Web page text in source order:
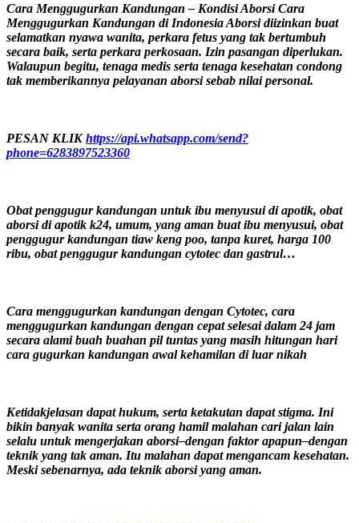
Cara Menggugurkan Kandungan – Kondisi Aborsi Cara
Menggugurkan Kandungan di Indonesia Aborsi diizinkan buat
selamatkan nyawa wanita, perkara fetus yang tak bertumbuh
secara baik, serta perkara perkosaan. Izin pasangan diperlukan.
Walaupun begitu, tenaga medis serta tenaga kesehatan condong
tak memberikannya pelayanan aborsi sebab nilai personal.
PESAN KLIKhttps://api.whatsapp.com/send?
phone=6283897523360
Obat penggugur kandungan untuk ibu menyusui di apotik, obat
aborsi di apotik k24, umum, yang aman buat ibu menyusui, obat
penggugur kandungan tiaw keng poo, tanpa kuret, harga 100
ribu, obat penggugur kandungan cytotec dan gastrul…
Cara menggugurkan kandungan dengan Cytotec, cara
menggugurkan kandungan dengan cepat selesai dalam 24 jam
secara alami buah buahan pil tuntas yang masih hitungan hari
cara gugurkan kandungan awal kehamilan di luar nikah
Ketidakjelasan dapat hukum, serta ketakutan dapat stigma. Ini
bikin banyak wanita serta orang hamil malahan cari jalan lain
selalu untuk mengerjakan aborsi–dengan faktor apapun–dengan
teknik yang tak aman. Itu malahan dapat mengancam kesehatan.
Meski sebenarnya, ada teknik aborsi yang aman.